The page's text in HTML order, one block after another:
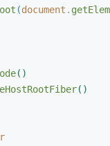
(document .
( )
( )